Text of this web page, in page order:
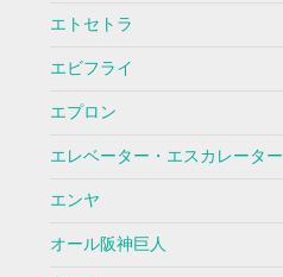
エトセトラ
エビフライ
エプロン
エレベーター・エスカレーター
エンヤ
オール阪神巨人